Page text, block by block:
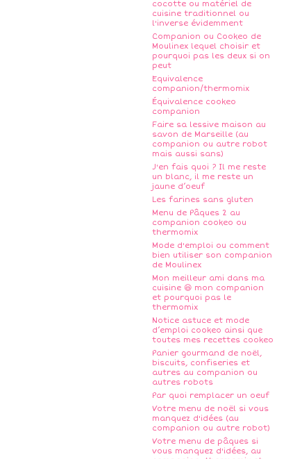
cocotte ou matériel de
cuisine traditionnel ou
l'inverse évidemment
Companion ou Cookeo de
Moulinex lequel choisir et
pourquoi pas les deux si on
peut
Equivalence
companion/thermomix
Équivalence cookeo
companion
Faire sa lessive maison au
savon de Marseille (au
companion ou autre robot
mais aussi sans)
J'en fais quoi ? Il me reste
un blanc, il me reste un
jaune d’oeuf
Les farines sans gluten
Menu de Pâques 2 au
companion cookeo ou
thermomix
Mode d'emploi ou comment
bien utiliser son companion
de Moulinex
Mon meilleur ami dans ma
cuisine 😆 mon companion
et pourquoi pas le
thermomix
Notice astuce et mode
d’emploi cookeo ainsi que
toutes mes recettes cookeo
Panier gourmand de noël,
biscuits, confiseries et
autres au companion ou
autres robots
Par quoi remplacer un oeuf
Votre menu de noël si vous
manquez d'idées (au
companion ou autre robot)
Votre menu de pâques si
vous manquez d'idées, au